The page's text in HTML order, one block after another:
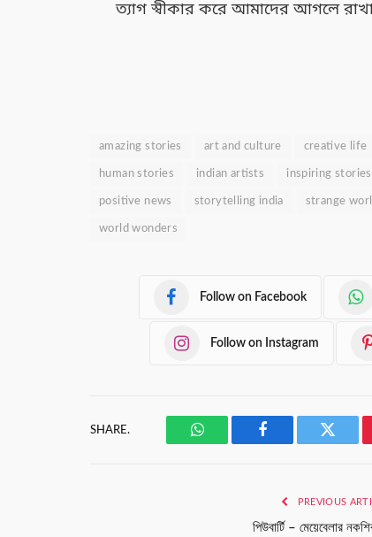
ত্যাগ স্বীকার করে আমাদের আগলে
amazing stories art and culture creative life
human stories indian artists inspiring stories
positive news storytelling india strange
world wonders
Follow on Facebook
Follow on Instagram
SHARE.
WhatsAppFacebook Twitter
PREVIOUS
পিউবার্টি – মেয়েবেলার